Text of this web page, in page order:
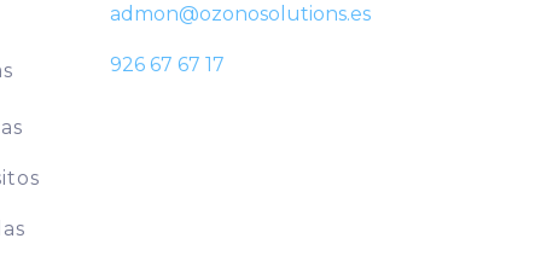
admon@ozonosolutions.es
926 67 67 17